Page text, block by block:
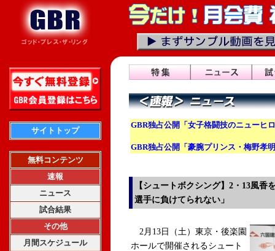
サイトトップ
無料コンテンツ
速報
ニュース
試合結果
その他
月間スケジュール
GBR独占公開「女子格闘技のニューヒ
GBR独占公開「豪腕プリンス・梅野孝
【シュートボクシング】2・13風香
選手に負けてられない」
2月13日（土）東京・後楽園
ホールで開催されるシュート